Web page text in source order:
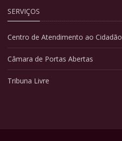
SERVIÇOS
Centro de Atendimento ao Cidadão
Câmara de Portas Abertas
Tribuna Livre